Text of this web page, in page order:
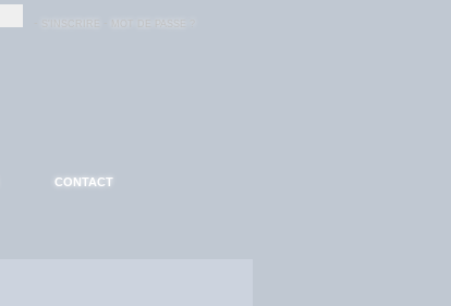
CONTACT